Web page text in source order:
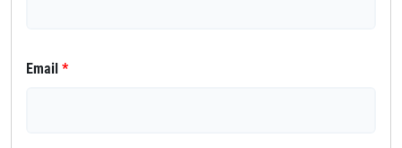
Email *